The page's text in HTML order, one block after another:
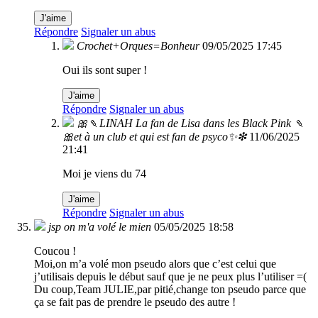
J'aime
Répondre Signaler un abus
Crochet+Orques=Bonheur 09/05/2025 17:45
Oui ils sont super !
J'aime
Répondre Signaler un abus
🎀🍡LINAH La fan de Lisa dans les Black Pink 🍡
🎀et à un club et qui est fan de psyco✨❇ 11/06/2025
21:41
Moi je viens du 74
J'aime
Répondre Signaler un abus
jsp on m'a volé le mien 05/05/2025 18:58
Coucou !
Moi,on m’a volé mon pseudo alors que c’est celui que
j’utilisais depuis le début sauf que je ne peux plus l’utiliser =(
Du coup,Team JULIE,par pitié,change ton pseudo parce que
ça se fait pas de prendre le pseudo des autre !